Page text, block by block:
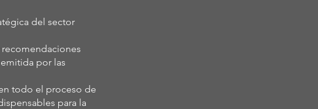
del sector
por las
todo el proceso de
para la